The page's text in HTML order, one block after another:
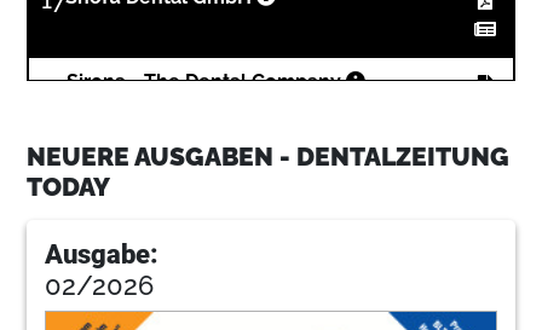
19Sirona - The Dental Company
32KaVo Dental GmbH
35BLUE SAFETY GmbH
NEUERE AUSGABEN - DENTALZEITUNG
TODAY
Ausgabe:
02/2026